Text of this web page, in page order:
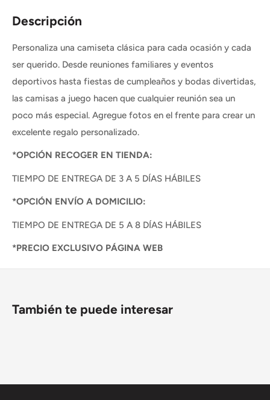
Descripción
Personaliza una camiseta clásica para cada ocasión y cada
ser querido. Desde reuniones familiares y eventos
deportivos hasta fiestas de cumpleaños y bodas divertidas,
las camisas a juego hacen que cualquier reunión sea un
poco más especial. Agregue fotos en el frente para crear un
excelente regalo personalizado.
*OPCIÓN RECOGER EN TIENDA:
TIEMPO DE ENTREGA DE 3 A 5 DÍAS HÁBILES
*OPCIÓN ENVÍO A DOMICILIO:
TIEMPO DE ENTREGA DE 5 A 8 DÍAS HÁBILES
*PRECIO EXCLUSIVO PÁGINA WEB
También te puede interesar